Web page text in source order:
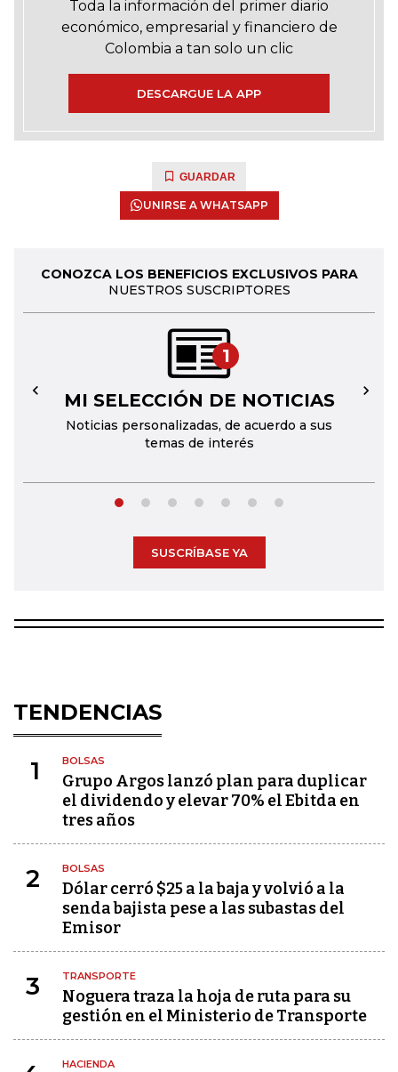
Toda la información del primer diario
económico, empresarial y financiero de
Colombia a tan solo un clic
DESCARGUE LA APP
GUARDAR
UNIRSE A WHATSAPP
CONOZCA LOS BENEFICIOS EXCLUSIVOS PARA
NUESTROS SUSCRIPTORES
1
MI SELECCIÓN DE NOTICIAS
Noticias personalizadas, de acuerdo a sus
temas de interés
← →
SUSCRÍBASE YA
TENDENCIAS
1 BOLSAS
Grupo Argos lanzó plan para duplicar
el dividendo y elevar 70% el Ebitda en
tres años
2 BOLSAS
Dólar cerró $25 a la baja y volvió a la
senda bajista pese a las subastas del
Emisor
3 TRANSPORTE
Noguera traza la hoja de ruta para su
gestión en el Ministerio de Transporte
HACIENDA